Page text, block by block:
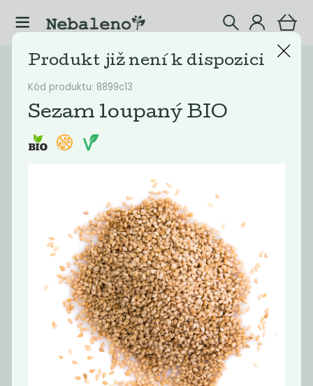
Katalog Vyřazené
Filtrovat produkty
BIO Sezam
neloupaný
Kukuřice na
popcorn BIO
Kód produktu: 8899c13
Sezam loupaný BIO
Produkt již není k dispozici